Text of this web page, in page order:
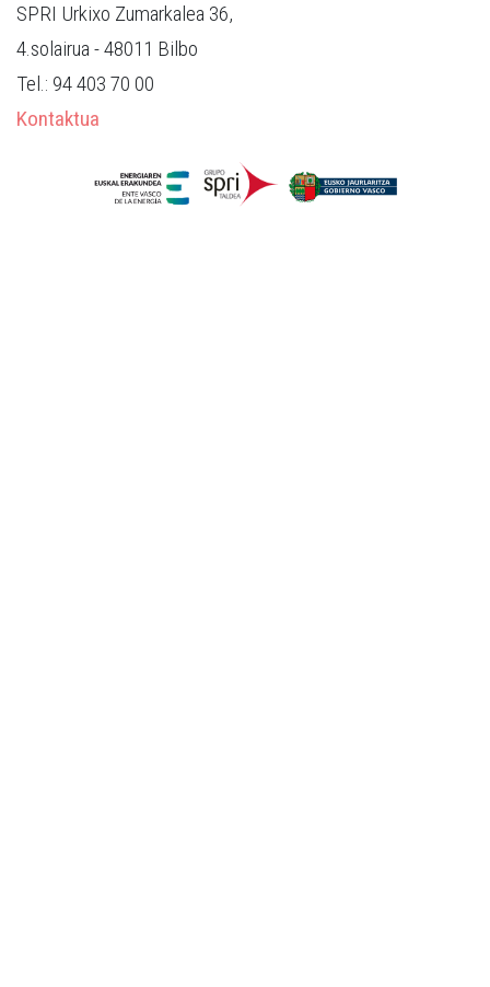
SPRI Urkixo Zumarkalea 36,
4.solairua - 48011 Bilbo
Tel.: 94 403 70 00
Kontaktua